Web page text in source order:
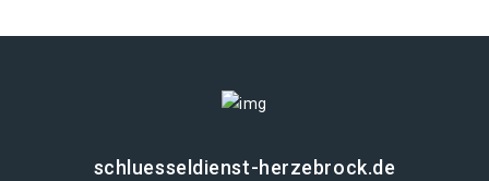
schluesseldienst-herzebrock.de